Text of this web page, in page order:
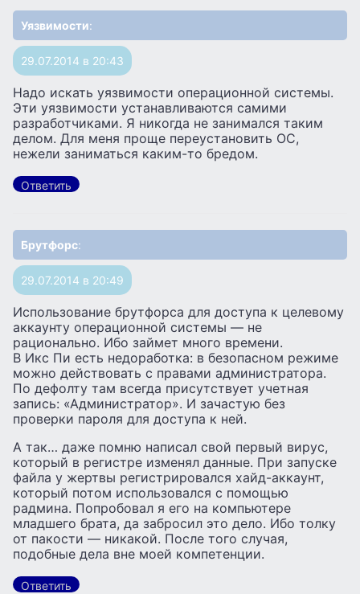
Уязвимости:
29.07.2014 в 20:43
Надо искать уязвимости операционной системы.
Эти уязвимости устанавливаются самими
разработчиками. Я никогда не занимался таким
делом. Для меня проще переустановить ОС,
нежели заниматься каким-то бредом.
Ответить
Брутфорс:
29.07.2014 в 20:49
Использование брутфорса для доступа к целевому
аккаунту операционной системы — не
рационально. Ибо займет много времени.
В Икс Пи есть недоработка: в безопасном режиме
можно действовать с правами администратора.
По дефолту там всегда присутствует учетная
запись: «Администратор». И зачастую без
проверки пароля для доступа к ней.
А так… даже помню написал свой первый вирус,
который в регистре изменял данные. При запуске
файла у жертвы регистрировался хайд-аккаунт,
который потом использовался с помощью
радмина. Попробовал я его на компьютере
младшего брата, да забросил это дело. Ибо толку
от пакости — никакой. После того случая,
подобные дела вне моей компетенции.
Ответить